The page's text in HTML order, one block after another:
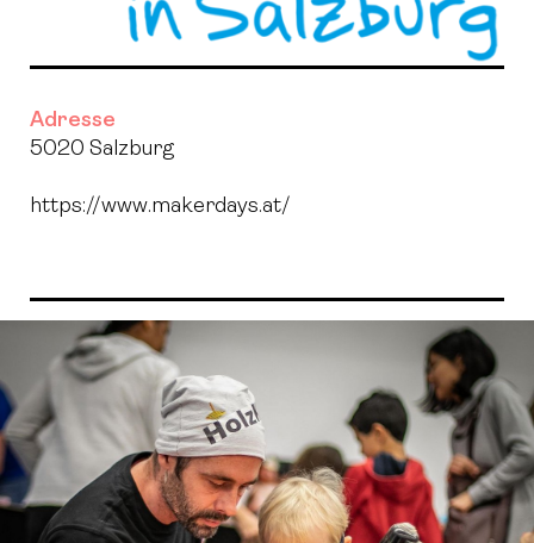
Adresse
5020 Salzburg
https://www.makerdays.at/